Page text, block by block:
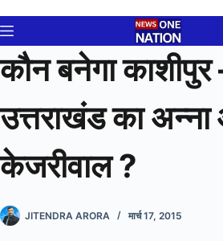
to
content
कौन बनेगा काशीपुर
उत्तराखंड का
केजरीवाल ?
JITENDRA ARORA मार्च 17, 2015